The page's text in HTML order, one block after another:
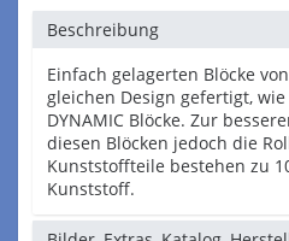
Beschreibung
Einfach gelagerten Blöcke
gleichen Design gefertigt,
DYNAMIC Blöcke. Zur
diesen Blöcken jedoch die
Kunststoffteile bestehen zu
Kunststoff.